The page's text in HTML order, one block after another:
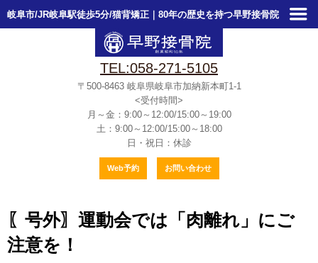
岐阜市/JR岐阜駅徒歩5分/猫背矯正｜80年の歴史を持つ早野接骨院
TEL:058-271-5105
〒500-8463 岐阜県岐阜市加納新本町1-1
<受付時間>
月～金：9:00～12:00/15:00～19:00
土：9:00～12:00/15:00～18:00
日・祝日：休診
Web予約 お問い合わせ
〖号外〗運動会では「肉離れ」にご
注意を！